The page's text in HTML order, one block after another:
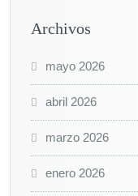
Archivos
mayo 2026
abril 2026
marzo 2026
enero 2026